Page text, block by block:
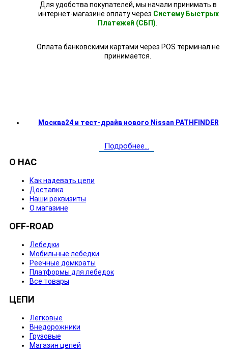
Для удобства покупателей, мы начали принимать в
интернет-магазине оплату через Систему Быстрых
Платежей (СБП)
Оплата банковскими картами через POS терминал не
принимается.
Москва24 и тест-драйв нового Nissan PATHFINDER
Подробнее...
О НАС
Как надевать цепи
Доставка
Наши реквизиты
О магазине
OFF-ROAD
Лебедки
Мобильные лебедки
Реечные домкраты
Платформы для лебедок
Все товары
ЦЕПИ
Легковые
Внедорожники
Грузовые
Магазин цепей